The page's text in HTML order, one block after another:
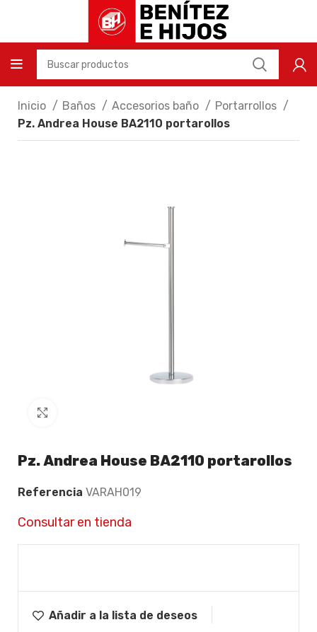
Inicio Baños Accesorios baño
Portarrollos
Pz. Andrea House BA2110 portarollos
Pz. Andrea House BA2110 portarollos
Referencia VARAH019
Consultar en tienda
Añadir a la lista de deseos